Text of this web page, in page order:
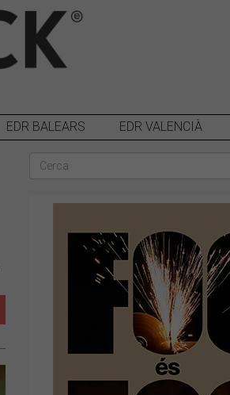
EDR BALEARS EDR VALENCIÀ